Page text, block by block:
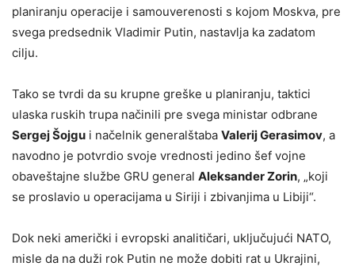
planiranju operacije i samouverenosti s kojom Moskva, pre
svega predsednik Vladimir Putin, nastavlja ka zadatom
cilju.
Tako se tvrdi da su krupne greške u planiranju, taktici
ulaska ruskih trupa načinili pre svega ministar odbrane
Sergej Šojgu i načelnik generalštaba Valerij Gerasimov, a
navodno je potvrdio svoje vrednosti jedino šef vojne
obaveštajne službe GRU general Aleksander Zorin, „koji
se proslavio u operacijama u Siriji i zbivanjima u Libiji“.
Dok neki američki i evropski analitičari, uključujući NATO,
misle da na duži rok Putin ne može dobiti rat u Ukrajini,